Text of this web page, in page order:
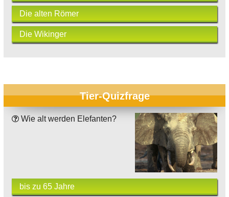
Die alten Römer
Die Wikinger
Tier-Quizfrage
Wie alt werden Elefanten?
bis zu 65 Jahre